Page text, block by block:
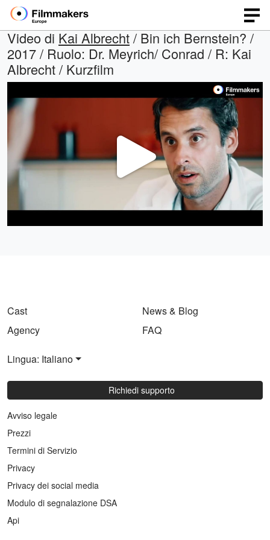
Video di Kai Albrecht/ Bin ich Bernstein? /
2017 / Ruolo: Dr. Meyrich/ Conrad / R: Kai
Albrecht / Kurzfilm
Play
Video
Cast
Agency
News & Blog
FAQ
Lingua: Italiano
Richiedi supporto
Avviso legale
Prezzi
Termini di Servizio
Privacy
Privacy dei social media
Modulo di segnalazione DSA
Api